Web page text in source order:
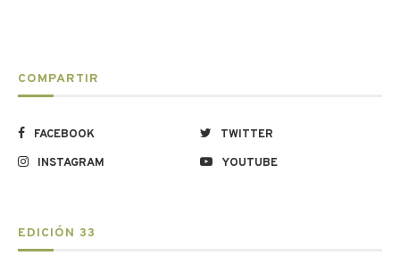
COMPARTIR
FACEBOOK
TWITTER
INSTAGRAM
YOUTUBE
EDICIÓN 33